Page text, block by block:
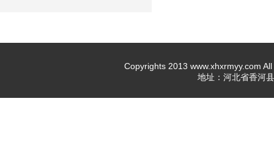
Copyrights 2013 www.xhxrmyy.com
地址：河北省香河